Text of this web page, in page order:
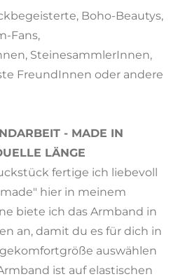
Boho-Beautys,
Fans,
SteinesammlerInnen,
FreundInnen oder andere
- MADE IN
LÄNGE
fertige ich liebevoll
hier in meinem
biete ich das Armband in
an, damit du es für dich in
auswählen
ist auf elastischen